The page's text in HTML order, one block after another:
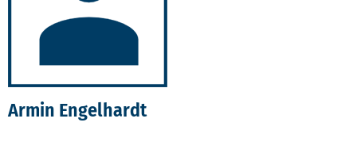
Armin Engelhardt